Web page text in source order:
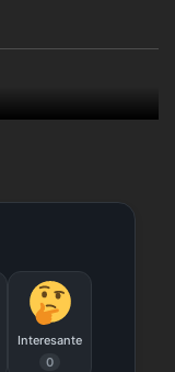
Interesante
0